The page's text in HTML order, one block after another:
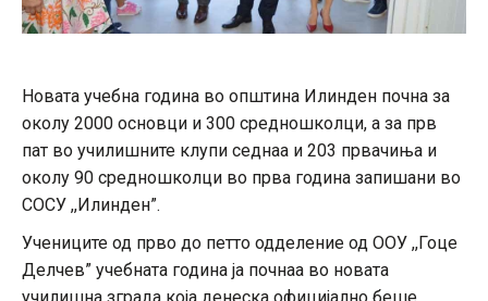
Новата учебна година во општина Илинден почна за
околу 2000 основци и 300 средношколци, а за прв
пат во училишните клупи седнаа и 203 првачиња и
околу 90 средношколци во прва година запишани во
СОСУ ,,Илинден”.
Учениците од прво до петто одделение од ООУ ,,Гоце
Делчев” учебната година ја почнаа во новата